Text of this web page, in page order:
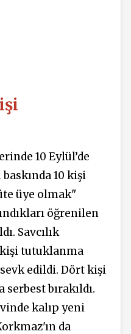
10 Eylül’de
baskında 10 kişi
üye olmak"
öğrenilen
Savcılık
tutuklanma
edildi. Dört kişi
bırakıldı.
kalıp yeni
da